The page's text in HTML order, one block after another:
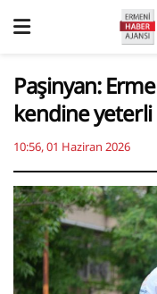
Paşinyan:
kendine
10:56, 01 Haziran 2026